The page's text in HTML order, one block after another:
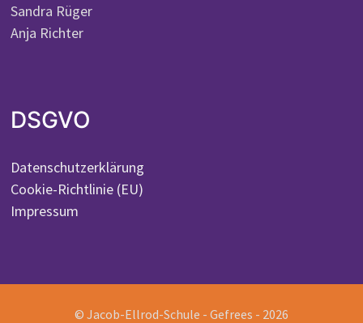
Sandra Rüger
Anja Richter
DSGVO
Datenschutzerklärung
Cookie-Richtlinie (EU)
Impressum
© Jacob-Ellrod-Schule - Gefrees - 2026